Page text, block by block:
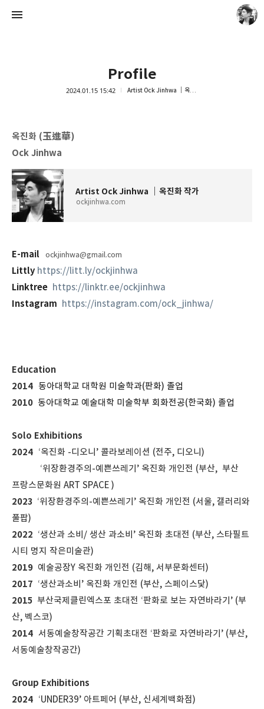
Profile
2024.01.15 15:42 Artist Ock Jinhwa ｜옥진화 작가
옥진화 (玉進華)
Ock Jinhwa
Artist Ock Jinhwa ｜옥진화 작가
ockjinhwa.com
E-mail ockjinhwa@gmail.com
Littly https://litt.ly/ockjinhwa
Linktree https://linktr.ee/ockjinhwa
Instagram https://instagram.com/ock_jinhwa/
Education
2014 동아대학교 대학원 미술학과(판화) 졸업
2010 동아대학교 예술대학 미술학부 회화전공(한국화) 졸업
Solo Exhibitions
2024 ‘옥진화 -디오니’ 콜라보레이션 (전주, 디오니)
‘위장환경주의-예쁜쓰레기’ 옥진화 개인전 (부산, 부산
프랑스문화원 ART SPACE )
2023 ‘위장환경주의-예쁜쓰레기’ 옥진화 개인전 (서울, 갤러리와
풀팝)
2022 ‘생산과 소비/ 생산 과소비’ 옥진화 초대전 (부산, 스타필트
시티 명지 작은미술관)
2019 예술공장Y 옥진화 개인전 (김해, 서부문화센터)
2017 ‘생산과소비’ 옥진화 개인전 (부산, 스페이스닻)
2015 부산국제클린엑스포 초대전 ‘판화로 보는 자연바라기’ (부
산, 벡스코)
2014 서동예술창작공간 기획초대전 ‘판화로 자연바라기’ (부산,
서동예술창작공간)
Group Exhibitions
2024 ‘UNDER39’ 아트페어 (부산, 신세계백화점)